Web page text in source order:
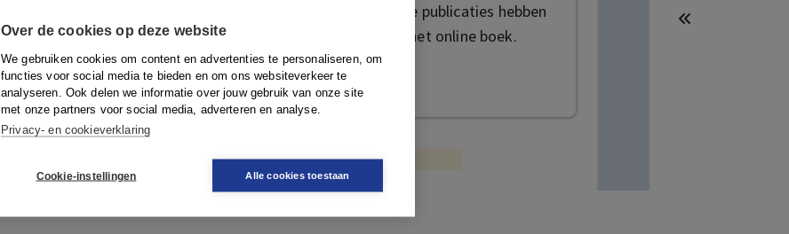
Over de cookies op deze website
We gebruiken cookies om content en advertenties te personaliseren, om
functies voor social media te bieden en om ons websiteverkeer te
analyseren. Ook delen we informatie over jouw gebruik van onze site
met onze partners voor social media, adverteren en analyse.
Privacy- en cookieverklaring
Cookie-instellingen Alle cookies toestaan
Deze publicatie is ook te vinden in onze webshop. Sommige publicaties hebben
ook de mogelijkheid om direct toegang te kopen tot het online boek.
Naar de webshop